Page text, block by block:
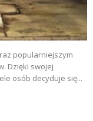
popularniejszym
Dzięki swojej
osób decyduje się...